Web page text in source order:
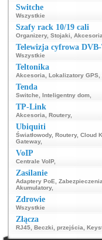
Switche
Wszystkie
Szafy rack 10/19 cali
Organizery, Stojaki Akcesoria
Telewizja cyfrowa
Wszystkie
Teltonika
Akcesoria Lokalizatory GPS
Tenda
Switche Inteligentny dom
TP-Link
Akcesoria Routery,
Ubiquiti
Światłowody, Routery, Cloud
Gateway,
VoIP
Centrale VoIP,
Zasilanie
Adaptery PoE Zabezpieczenia
Akumulatory,
Zdrowie
Wszystkie
Złącza
RJ45 Beczki, przejścia